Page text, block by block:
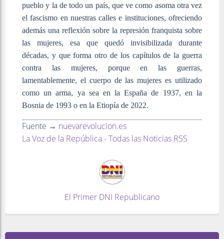
pueblo y la de todo un país, que ve como asoma otra vez
el fascismo en nuestras calles e instituciones, ofreciendo
además una reflexión sobre la represión franquista sobre
las mujeres, esa que quedó invisibilizada durante
décadas, y que forma otro de los capítulos de la guerra
contra las mujeres, porque en las guerras,
lamentablemente, el cuerpo de las mujeres es utilizado
como un arma, ya sea en la España de 1937, en la
Bosnia de 1993 o en la Etiopía de 2022.
Fuente → nuevarevolucion.es
La Voz de la República - Todas las Noticias RSS
El Primer DNI Republicano